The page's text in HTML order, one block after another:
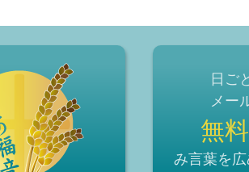
日ご
メー
無料
み言葉を